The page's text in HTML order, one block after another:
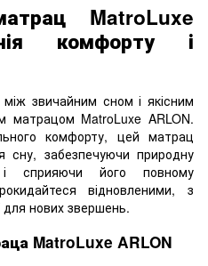
MatroLuxe
комфорту і
звичайним сном і якісним
матрацом MatroLuxe ARLON.
комфорту, цей матрац
сну, забезпечуючи природну
сприяючи його повному
відновленими, з
для нових звершень.
MatroLuxe ARLON